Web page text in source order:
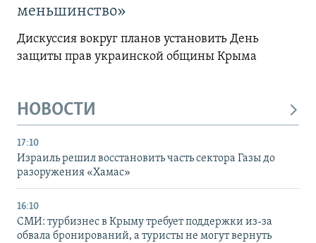
меньшинство»
Дискуссия вокруг планов установить День
защиты прав украинской общины Крыма
НОВОСТИ
17:10
Израиль решил восстановить часть сектора Газы до
разоружения «Хамас»
16:10
СМИ: турбизнес в Крыму требует поддержки из-за
обвала бронирований, а туристы не могут вернуть